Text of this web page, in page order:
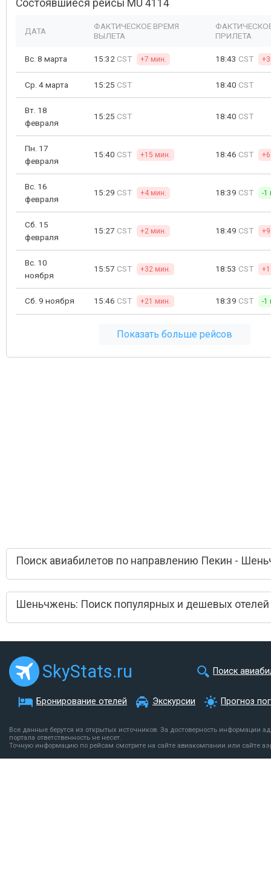
Состоявшиеся рейсы MU 4114
ДАТА
ФАКТИЧЕСКОЕ ВРЕМЯ
ВЫЛЕТА
ПРИЛЕТА
Вс. 8 марта 15:32 CST +7 мин. 18:43 CST
Ср. 4 марта 15:25 CST 18:40 CST
Вт. 18
февраля
15:25 CST 18:40 CST
Пн. 17
февраля
15:40 CST +15 мин. 18:46 CST
Вс. 16
февраля
15:29 CST +4 мин. 18:39 CST -1
Сб. 15
февраля
15:27 CST +2 мин. 18:49 CST
Вс. 10
ноября
15:57 CST +32 мин. 18:53 CST
Сб. 9 ноября 15:46 CST +21 мин. 18:39 CST -1
Показать больше рейсов
Поиск авиабилетов по направлению Пекин -
Шеньчжень: Поиск популярных и дешевых отелей
SkyStats.ru Поиск
Бронирование отелей Экскурсии Прогноз
Все данные берутся из открытых источников. За достоверность информации
портала ответственность не несет.
Точную информацию по рейсам смотрите на сайте авиакомпании или сайте